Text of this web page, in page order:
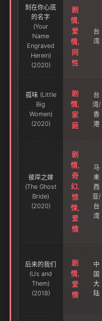
刻在你心底
的名字
(Your
Name
Engraved
Herein)
(2020)
剧
情,
爱
情,
同
性
台
湾
孤味 (Little
Big
Women)
(2020)
剧
情,
家
庭
台
湾/
香
港
彼岸之嫁
(The Ghost
Bride)
(2020)
剧
情,
奇
幻,
惊
悚,
爱
情
马
来
西
亚/
台
湾
后来的我们
(Us and
Them)
(2018)
剧
情,
爱
情
中
国
大
陆